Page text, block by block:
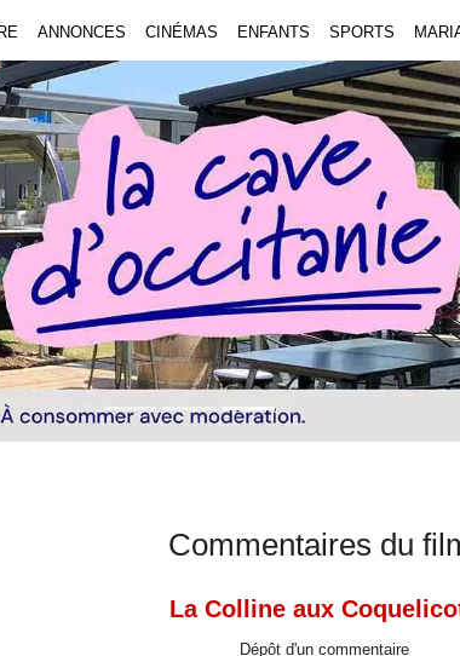
ANNONCES CINÉMAS ENFANTS SPORTS
Commentaires du
La Colline aux
Dépôt d'un commentaire